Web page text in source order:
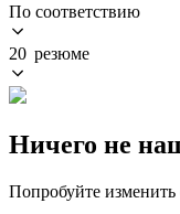
По соответствию
20 резюме
Ничего не
Попробуйте